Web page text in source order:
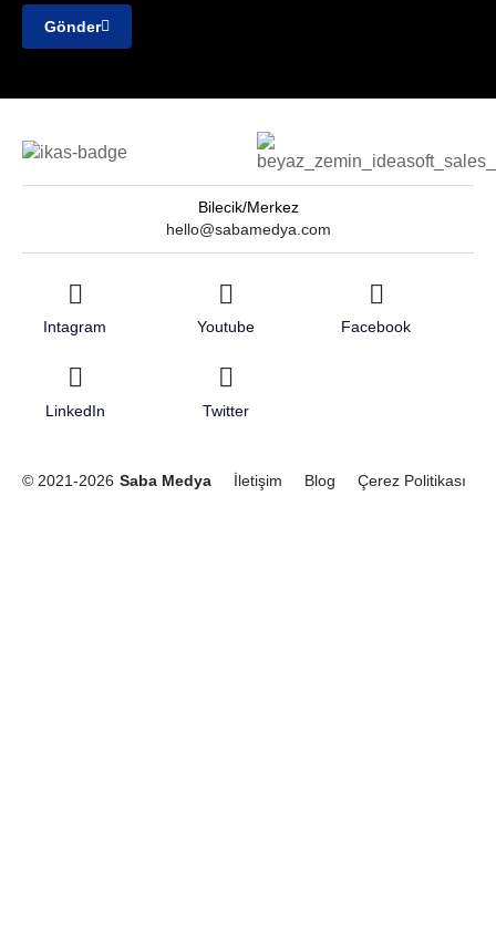
Gönder
Bilecik/Merkez
hello@sabamedya.com
Intagram Youtube Facebook
LinkedIn Twitter
© 2021-2026 Saba Medya İletişim Blog Çerez Politikası